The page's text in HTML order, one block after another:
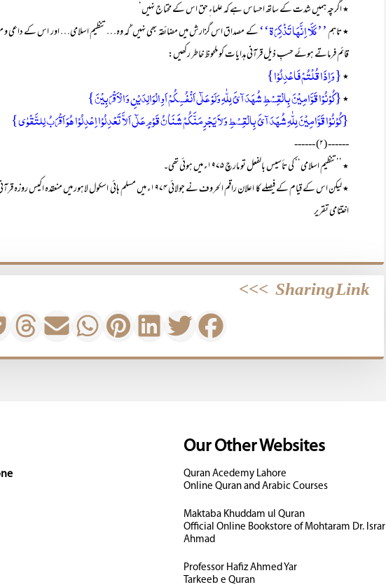
٭ اگرچہ ہمیں شدت کے ساتھ احساس ہے کہ علماءِ حق اس کے محتاج نہیں‘
٭ تاہم’’کَلَّا اِنَّھَا تَذْکِرَۃ‘‘کے مصداق اس گزارش میں مضائقہ بھی نہیں‘کہ وہ… تنظیم اسلامی… اور اس کے
قائم فرماتے ہوئے حسبِ ذیل قرآنی ہدایات کو ملحوظ خاطر رکھیں:
٭{وَاِذَا قُلْتُمْ فَاعْدِلُوْا}
٭{کُوْنُوْا قَوَّامِیْنَ بِالْقِسْطِ شُہَدَآئَ لِلّٰہِ وَلَوْ عَلٰٓی اَنْفُسِکُمْ اَوِالْوَالِدَیْنِ وَالْاَقْرَبِیْنَ}
{کُوْنُوْا قَوَّامِیْنَ لِلّٰہِ شُہَدَآئَ بِالْقِسْطِ وَلاَ یَجْرِمَنَّکُمْ شَنَاٰنُ قَوْمٍ عَلٰٓی اَلاَّ تَعْدِلُوْا اِعْدِلُوْا ہُوَ اَقْرَبُ لِلتَّقْوٰی}
------ (۲) ------
٭ ’’تنظیم اسلامی‘‘ کی تأسیس بالفعل تو مارچ ۱۹۷۵ء میں ہوئی تھی۔
٭ لیکن اس کے قیام کے فیصلے کا اعلان راقم الحروف نے جولائی ۱۹۷۴ء میں مسلم ہائی اسکول
اختتامی تقریر
Sharing Link
>>>
Our Other Websites
Quran Acedemy Lahore
Online Quran and Arabic Courses
Maktaba Khuddam ul Quran
Official Online Bookstore of Mohtaram Dr. Israr
Ahmad
Professor Hafiz Ahmed Yar
Tarkeeb e Quran